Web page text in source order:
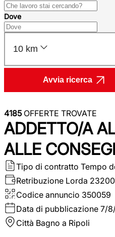
Dove
10 km
Avvia ricerca
4185OFFERTE TROVATE
ADDETTO/A
ALLE
Tipo di contratto Tempo
Retribuzione Lorda
Codice annuncio 350059
Data di pubblicazione 7/
Città Bagno a Ripoli